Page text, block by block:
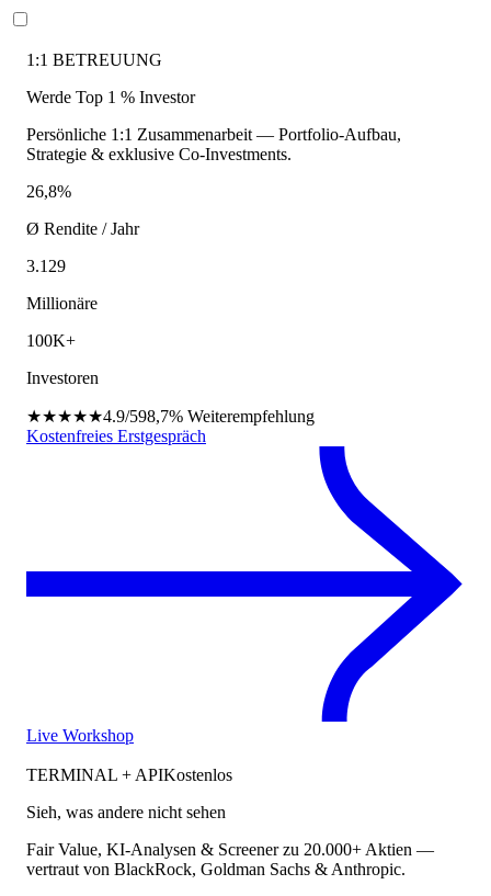
1:1 BETREUUNG
Werde Top 1 % Investor
Persönliche 1:1 Zusammenarbeit — Portfolio-Aufbau,
Strategie & exklusive Co-Investments.
26,8%
Ø Rendite / Jahr
3.129
Millionäre
100K+
Investoren
★★★★★4.9/598,7% Weiterempfehlung
Kostenfreies Erstgespräch
Live Workshop
TERMINAL + APIKostenlos
Sieh, was andere nicht sehen
Fair Value, KI-Analysen & Screener zu 20.000+ Aktien —
vertraut von BlackRock, Goldman Sachs & Anthropic.